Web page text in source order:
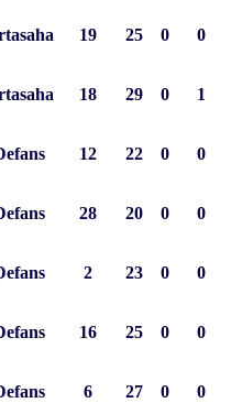
19 25 0 0
18 29 0 1
12 22 0 0
28 20 0 0
2 23 0 0
16 25 0 0
6 27 0 0